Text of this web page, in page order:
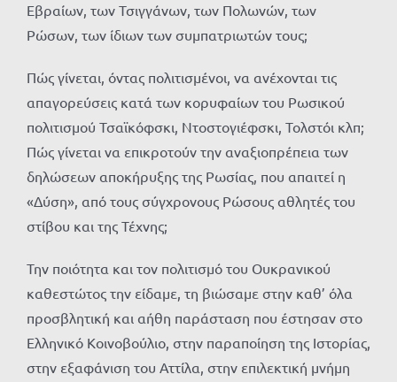
Εβραίων, των Τσιγγάνων, των Πολωνών, των
Ρώσων, των ίδιων των συμπατριωτών τους;
Πώς γίνεται, όντας πολιτισμένοι, να ανέχονται τις
απαγορεύσεις κατά των κορυφαίων του Ρωσικού
πολιτισμού Τσαϊκόφσκι, Ντοστογιέφσκι, Τολστόι κλπ;
Πώς γίνεται να επικροτούν την αναξιοπρέπεια των
δηλώσεων αποκήρυξης της Ρωσίας, που απαιτεί η
«Δύση», από τους σύγχρονους Ρώσους αθλητές του
στίβου και της Τέχνης;
Την ποιότητα και τον πολιτισμό του Ουκρανικού
καθεστώτος την είδαμε, τη βιώσαμε στην καθ’ όλα
προσβλητική και αήθη παράσταση που έστησαν στο
Ελληνικό Κοινοβούλιο, στην παραποίηση της Ιστορίας,
στην εξαφάνιση του Αττίλα, στην επιλεκτική μνήμη